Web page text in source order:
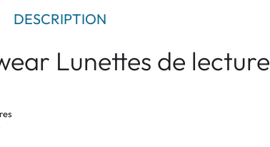
DESCRIPTION
Lunettes de lecture